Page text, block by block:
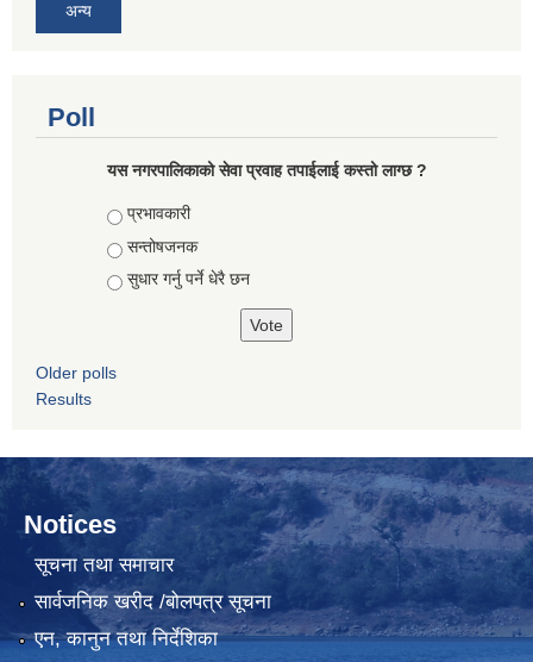
अन्य
Poll
यस नगरपालिकाको सेवा प्रवाह तपाईलाई कस्तो लाग्छ ?
Choices
प्रभावकारी
सन्तोषजनक
सुधार गर्नु पर्ने धेरै छन
Older polls
Results
Notices
सूचना तथा समाचार
सार्वजनिक खरीद /बोलपत्र सूचना
एन, कानुन तथा निर्देशिका